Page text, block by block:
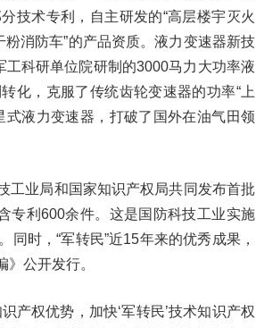
技术专利，自主研发的“高层楼宇灭火
消防车”的产品资质。液力变速器新技
工科研单位院研制的3000马力大功率液
化，克服了传统齿轮变速器的功率“上
式液力变速器，打破了国外在油气田领
工业局和国家知识产权局共同发布首批
专利600余件。这是国防科技工业实施
时，“军转民”近15年来的优秀成果，
公开发行。
产权优势，加快‘军转民’技术知识产权